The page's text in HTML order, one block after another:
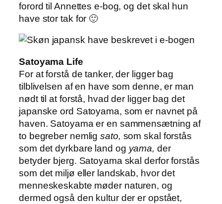
forord til Annettes e-bog, og det skal hun
have stor tak for 🙂
Satoyama Life
For at forstå de tanker, der ligger bag
tilblivelsen af en have som denne, er man
nødt til at forstå, hvad der ligger bag det
japanske ord Satoyama, som er navnet på
haven. Satoyama er en sammensætning af
to begreber nemligsato, som skal forstås
som det dyrkbare land og yama, der
betyder bjerg. Satoyama skal derfor forstås
som det miljø eller landskab, hvor det
menneskeskabte møder naturen, og
dermed også den kultur der er opstået,